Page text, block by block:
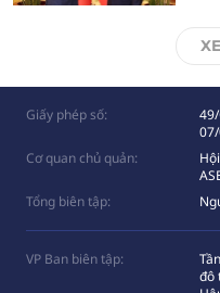
Giấy phép số:
Cơ quan chủ quản:
Tổng biên tập:
VP Ban biên tập:
đô